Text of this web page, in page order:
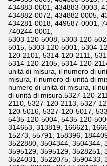
434883-0001, 434883-0003,
434882-0072, 434882 0005,
434281-0018, 449587-0001,
740244-0001,
5303-120-5008, 5303-120-
5015, 5303-120-5001, 5304-
120-2101, 5314-120-2111,
5314-120-2105, 5314-120-
unità di misura, il numero di
misura, il numero di unità di
numero di unità di misura, il
di unità di misura.5327-120-
2110, 5327-120-2113, 5327-
120-5016, 5327-120-5017,
5435-120-5004, 5435-120-
314653, 313819, 166621,
15273, 55791, 158396,
3522880, 3504344, 3504344,
3595129, 3595129, 3528251,
3524031, 3522075, 3590433,